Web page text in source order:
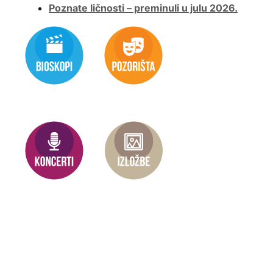
Poznate ličnosti – preminuli u julu 2026.